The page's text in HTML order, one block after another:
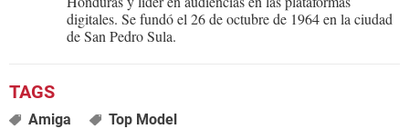
digitales. Se fundó el 26 de octubre de 1964 en la ciudad
de San Pedro Sula.
Amiga Top Model